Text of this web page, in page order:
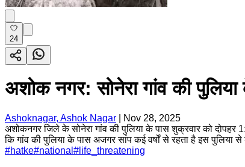
24
अशोक नगर: सोनेरा गांव की
Ashoknagar, Ashok Nagar
Nov 28, 2025
अशोकनगर जिले के सोनेरा गांव की पुलिया के पास शुक्रवार को
कि गांव की पुलिया के पास अजगर सांप कई वर्षों से रहता है इस पुलिया
#hatke#national # life_threatening